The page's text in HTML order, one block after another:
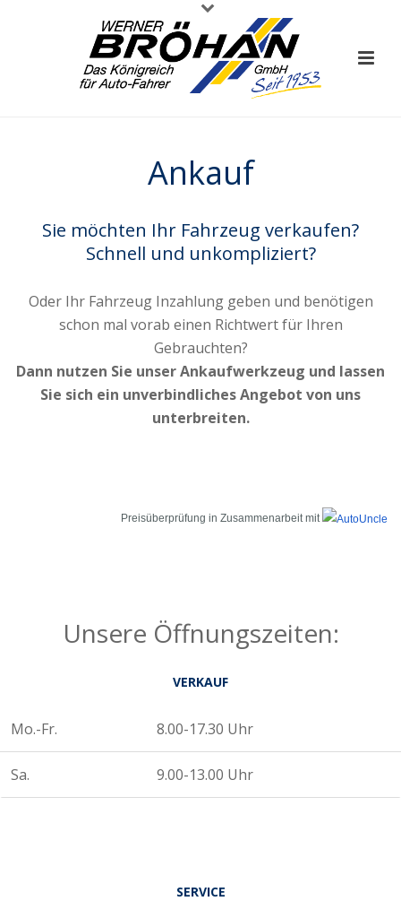
Ankauf
Sie möchten Ihr Fahrzeug verkaufen?
Schnell und unkompliziert?
Oder Ihr Fahrzeug Inzahlung geben und benötigen
schon mal vorab einen Richtwert für Ihren
Gebrauchten?
Dann nutzen Sie unser Ankaufwerkzeug und lassen
Sie sich ein unverbindliches Angebot von uns
unterbreiten.
Preisüberprüfung in Zusammenarbeit mit
Unsere Öffnungszeiten:
VERKAUF
Mo.-Fr. 8.00-17.30 Uhr
Sa. 9.00-13.00 Uhr
SERVICE